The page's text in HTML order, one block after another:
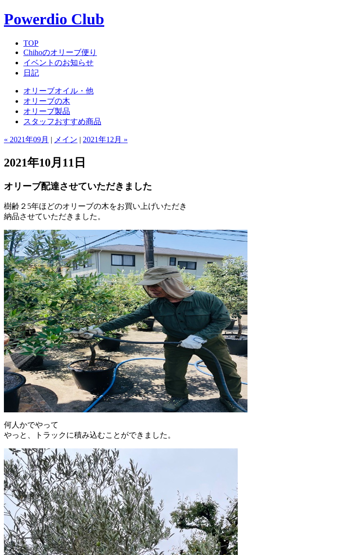
Powerdio Club
TOP
Chihoのオリーブ便り
イベントのお知らせ
日記
オリーブオイル・他
オリーブの木
オリーブ製品
スタッフおすすめ商品
« 2021年09月 | メイン | 2021年12月 »
2021年10月11日
オリーブ配達させていただきました
樹齢２5年ほどのオリーブの木をお買い上げいただき
納品させていただきました。
何人かでやって
やっと、トラックに積み込むことができました。